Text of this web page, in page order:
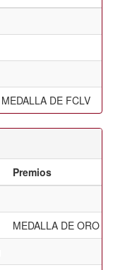
MEDALLA DE FCLV
Premios
MEDALLA DE ORO